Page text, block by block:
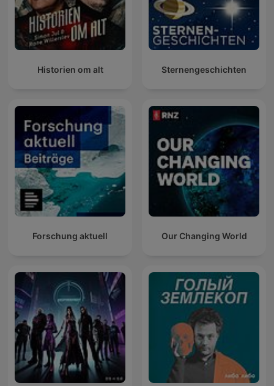
Historien om alt Sternengeschichten
Forschung aktuell Our Changing World